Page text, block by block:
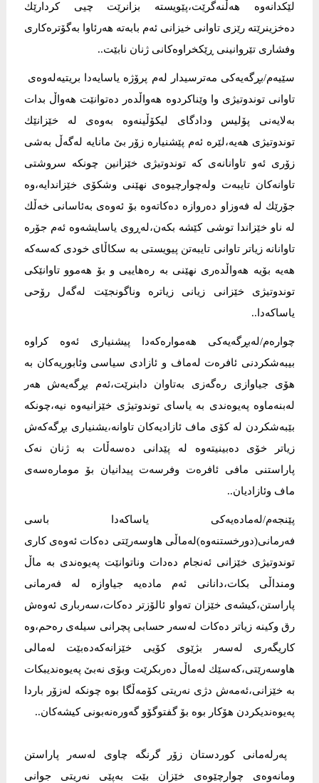
لێكدانەوە هەڵنەگرێت،پێویستە بزانرێت چیی كردارێك
دەخزینرێتە رێزی تاوانی خیزانی ئەم بابەتە هەرئاوا بەگۆترەكاری
وفشاری تێروانینی ڕێكخراوەكانی ژنان نابێت..
‎سێیەم/بڕگەیەكی مەترسیدار لەم پرۆژە یاسایەدا بریتیەلەوەی
تاوانی توندوتیژی وا وێناكردوە هەواڵدەر دەتوانێت هەواڵ بدات
بەلایەنی پۆلیس ودادگای لیكۆڵینەوە بەوەی لە خێزانێك
توندوتیژی هەیە،لێرە ئەم پێشنیارە زۆر بێ مانایە لەگەڵ بەشی
زۆری ئەو تاوانانەی كە توندوتیژی خێزانین چونکە سروشتی
تاوانەكان تایبەت ولەچوارچیوەی نهێنی وشكۆی خێزاندایە،وە
جۆرێك لە فەوزاو دەروازە دەكاتەوە بۆ ئەوەی بەئاسانی خەڵك
لە ناو خێزاندا توشی كێشە بكەن،لەڕوی یاسایشەوە ئەم جۆرە
تاوانانە زیاتر تاوانی تایبەتن پیویستی بە سكاڵای خودی كەسەكە
هەیە بۆیە هەواڵدەری نهێنی بە رەهاییی و بۆ هەموو تاوانێكی
توندوتیژی خێزانی زیانی زیاترە وناگونجێت لەگەل رۆحی
یاساكەدا..
‎چوارەم/لەبڕگەيەكی هەموارەكەدا پیشنیاری ئەوە كراوە
بیبەشكردنی ئافرەت لەماف و ئازادی سیاسی وئابوریەكان بە
هۆی جیاوازی رەگەزی بەتاوان دابنرێت،ئەم بڕگەیەش هەر
لەبنەماوە پەیوەندی بە یاسای توندوتیژی خێزانیەوە نیە،چونکە
بێبەشكردن لە كۆی ماف ئازادیەكان تاوانە،یشنیاری بڕگەكەش
زیاتر خۆی دەبینیتەوە لە پێدانی دەسەڵات بە ژنان نەک
پاراستنی مافی ئافرەت وفرسەت پیدانیان بۆ مومارەسەی
ماف وئازادیان..
‎پێنجەم/لەمادەیەكی یاساكەدا باسی
فەرمانی(دورخستنەوە)لەماڵی هاوسەرێتی دەكات ئەوەی كاری
توندوتیژی خێزانی ئەنجام دەدات وناتوانێت پەیوەندی بە ماڵ
ومنداڵی بکات،دانانی ئەم مادەیە جیاوازە لە فەرمانی
پاراستن،كیشەی خێزان تەواو ئالۆزتر دەكات،سەرباری ئەوەش
رق وكینە زیاتر دەكات لەسەر حسابی پچرانی سیلەی رەحم،وە
كاریگەری لەسەر بژێوی كۆیی خێزانەكەدەبێت لەمالی
هاوسەرێتی،كەسێك لەماڵ دەربكرێت وبۆی نەبێ پەیوەندیبکات
بە خێزانی،ئەمەش دژی نەریتی كۆمەڵگا بوە چونکە لەزۆر باردا
پەیوەندیكردن هۆكار بوە بۆ گفتوگۆو گەورەنەبونی كیشەكان..
‎ پەرلەمانی كوردستان زۆر گرنگە چاوی لەسەر پاراستن
ومانەوەی چوارچێوەی خێزان بێت بەپێی نەريتی جوانی